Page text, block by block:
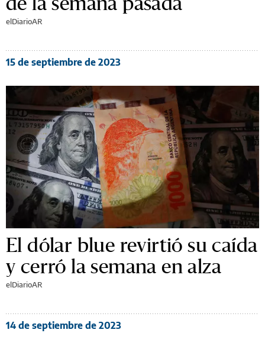
elDiarioAR
15 de septiembre de 2023
El dólar blue revirtió su caída
y cerró la semana en alza
elDiarioAR
14 de septiembre de 2023